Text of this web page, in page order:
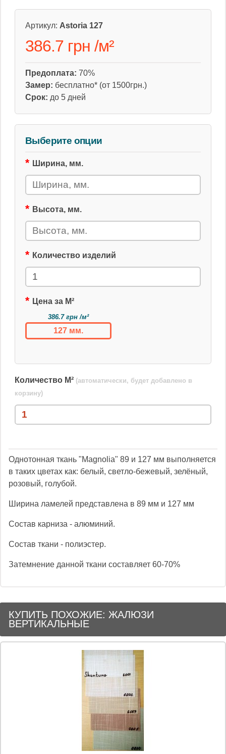
Артикул: Astoria 127
386.7 грн /м²
Предоплата: 70%
Замер: бесплатно* (от 1500грн.)
Срок: до 5 дней
Выберите опции
Ширина, мм.
Высота, мм.
Количество изделий
Цена за М²
386.7 грн /м²
127 мм.
Количество М² (автоматически, будет добавлено в
корзину)
Однотонная ткань "Magnolia" 89 и 127 мм выполняется
в таких цветах как: белый, светло-бежевый, зелёный,
розовый, голубой.
Ширина ламелей представлена в 89 мм и 127 мм
Состав карниза - алюминий.
Состав ткани - полиэстер.
Затемнение данной ткани составляет 60-70%
КУПИТЬ ПОХОЖИЕ: ЖАЛЮЗИ
ВЕРТИКАЛЬНЫЕ